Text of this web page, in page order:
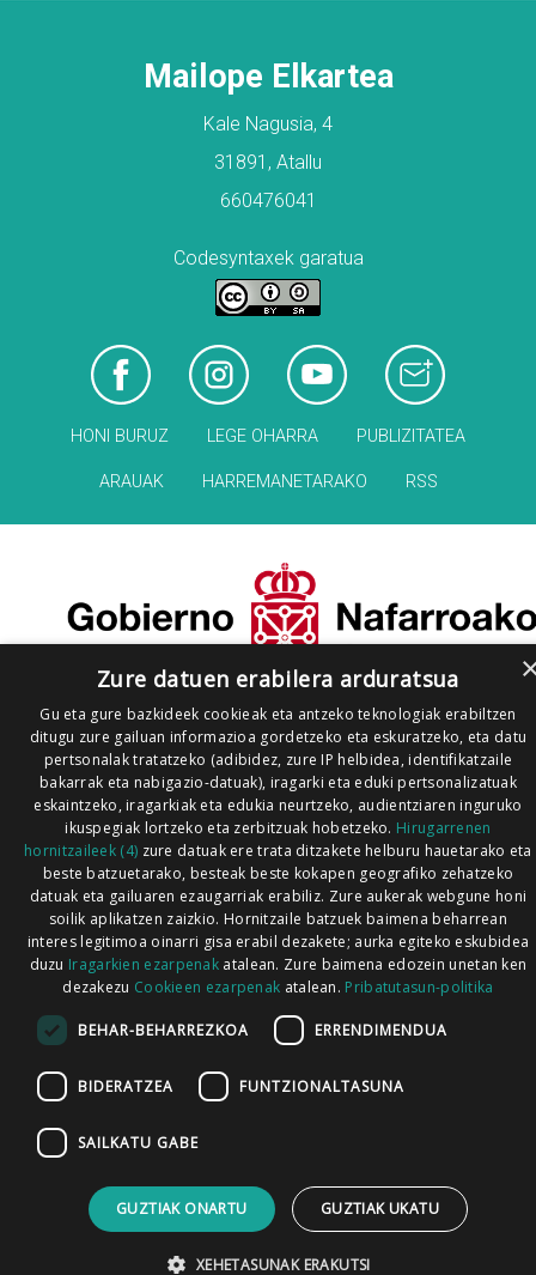
Mailope Elkartea
Kale Nagusia, 4
31891, Atallu
660476041
Codesyntaxek garatua
HONI BURUZ LEGE OHARRA PUBLIZITATEA
ARAUAK HARREMANETARAKO RSS
Zure datuen erabilera arduratsua
Gu eta gure bazkideek cookieak eta antzeko teknologiak erabiltzen
ditugu zure gailuan informazioa gordetzeko eta eskuratzeko, eta datu
pertsonalak tratatzeko (adibidez, zure IP helbidea, identifikatzaile
bakarrak eta nabigazio-datuak), iragarki eta eduki pertsonalizatuak
eskaintzeko, iragarkiak eta edukia neurtzeko, audientziaren inguruko
ikuspegiak lortzeko eta zerbitzuak hobetzeko. Hirugarrenen
hornitzaileek (4) zure datuak ere trata ditzakete helburu hauetarako eta
beste batzuetarako, besteak beste kokapen geografiko zehatzeko
datuak eta gailuaren ezaugarriak erabiliz. Zure aukerak webgune honi
soilik aplikatzen zaizkio. Hornitzaile batzuek baimena beharrean
interes legitimoa oinarri gisa erabil dezakete; aurka egiteko eskubidea
duzu Iragarkien ezarpenak atalean. Zure baimena edozein unetan ken
dezakezu Cookieen ezarpenak atalean. Pribatutasun-politika
BEHAR-BEHARREZKOA ERRENDIMENDUA
BIDERATZEA FUNTZIONALTASUNA
SAILKATU GABE
GUZTIAK ONARTU GUZTIAK UKATU
XEHETASUNAK ERAKUTSI